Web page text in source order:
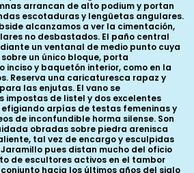
arrancan de alto podium y portan
escotaduras y lengüetas angulares.
alcanzamos a ver la cimentación,
no desbastados. El paño central
un ventanal de medio punto cuya
un único bloque, porta
inciso y baquetón interior, como en la
Reserva una caricaturesca rapaz y
las enjutas. El vano se
impostas de listel y dos excelentes
arpías de testas femeninas y
de inconfundible horma silense. Son
obradas sobre piedra arenisca
tal vez de encargo y esculpidas
pues distan mucho del oficio
de escultores activos en el tambor
hacia los últimos años del siglo